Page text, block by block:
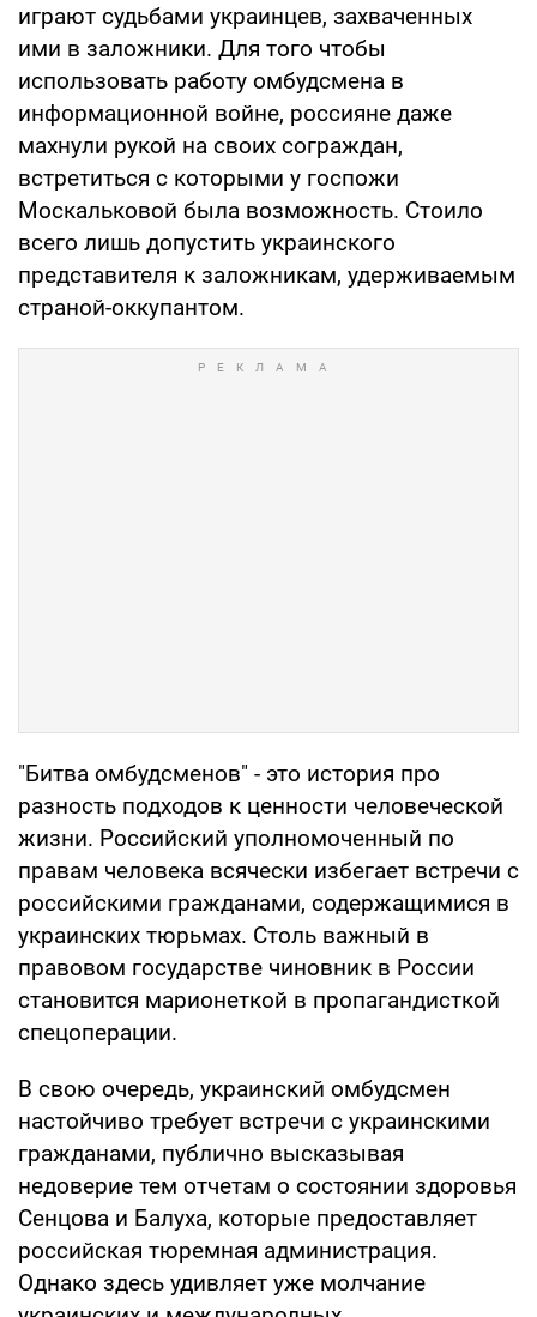
играют судьбами украинцев, захваченных
ими в заложники. Для того чтобы
использовать работу омбудсмена в
информационной войне, россияне даже
махнули рукой на своих сограждан,
встретиться с которыми у госпожи
Москальковой была возможность. Стоило
всего лишь допустить украинского
представителя к заложникам, удерживаемым
страной-оккупантом.
"Битва омбудсменов" - это история про
разность подходов к ценности человеческой
жизни. Российский уполномоченный по
правам человека всячески избегает встречи с
российскими гражданами, содержащимися в
украинских тюрьмах. Столь важный в
правовом государстве чиновник в России
становится марионеткой в пропагандисткой
спецоперации.
В свою очередь, украинский омбудсмен
настойчиво требует встречи с украинскими
гражданами, публично высказывая
недоверие тем отчетам о состоянии здоровья
Сенцова и Балуха, которые предоставляет
российская тюремная администрация.
Однако здесь удивляет уже молчание